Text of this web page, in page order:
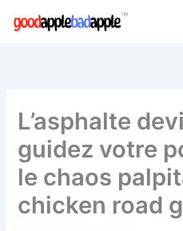
L’asphalte
guidez votre
le chaos
chicken road